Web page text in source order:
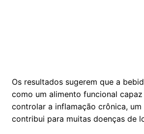
Os resultados sugerem que a
como um alimento funcional
controlar a inflamação crônica,
contribui para muitas doenças de